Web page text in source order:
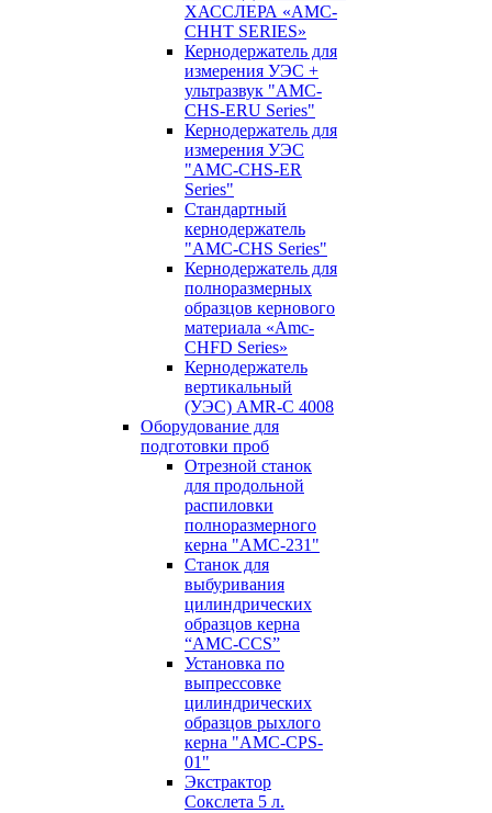
ХАССЛЕРА «AMC-
CHHT SERIES»
Кернодержатель для
измерения УЭС +
ультразвук "AMC-
CHS-ERU Series"
Кернодержатель для
измерения УЭС
"AMC-CHS-ER
Series"
Стандартный
кернодержатель
"AMC-CHS Series"
Кернодержатель для
полноразмерных
образцов кернового
материала «Amc-
CHFD Series»
Кернодержатель
вертикальный
(УЭС) AMR-C 4008
Оборудование для
подготовки проб
Отрезной станок
для продольной
распиловки
полноразмерного
керна "AMC-231"
Станок для
выбуривания
цилиндрических
образцов керна
“AMC-CCS”
Установка по
выпресcовке
цилиндрических
образцов рыхлого
керна "AMC-CPS-
01"
Экстрактор
Сокслета 5 л.